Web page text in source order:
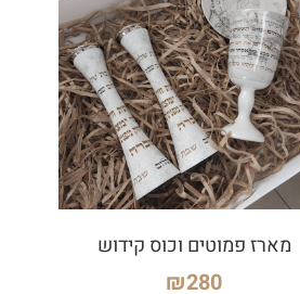
מארז פמוטים וכוס קידוש
₪280